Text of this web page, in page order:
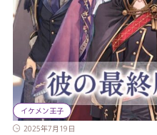
イケメン王子
2025年7月19日